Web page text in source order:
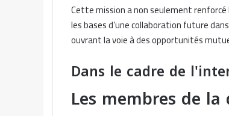
Cette mission a non seulement
les bases d’une collaboration future
ouvrant la voie à des opportunités
Dans le cadre de
Les membres de